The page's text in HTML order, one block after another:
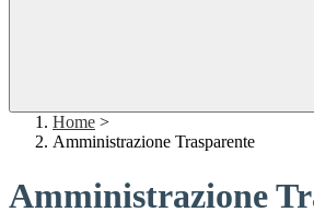
Home >
Amministrazione Trasparente
Amministrazione